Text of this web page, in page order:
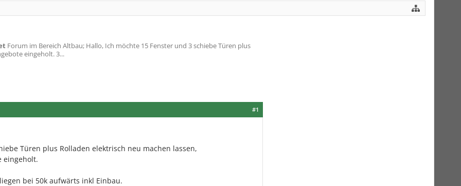
Forum im Bereich Altbau; Hallo, Ich möchte 15 Fenster und 3 schiebe Türen plus
eingeholt. 3...
#1
Türen plus Rolladen elektrisch neu machen lassen,
eingeholt.
bei 50k aufwärts inkl Einbau.